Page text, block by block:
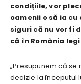
condițiile, vor
oamenii o să ia
siguri că nu vor fi
că în România
„Presupunem că se
decizie la începutul